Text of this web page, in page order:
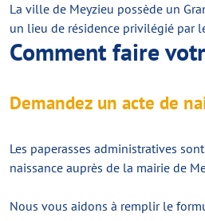
La ville de Meyzieu possède un
un lieu de résidence privilégié par
Comment faire
Demandez un acte de
Les paperasses administratives
naissance auprès de la mairie de
Nous vous aidons à remplir le